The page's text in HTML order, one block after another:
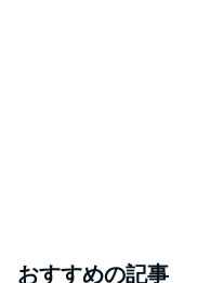
おすすめの記事